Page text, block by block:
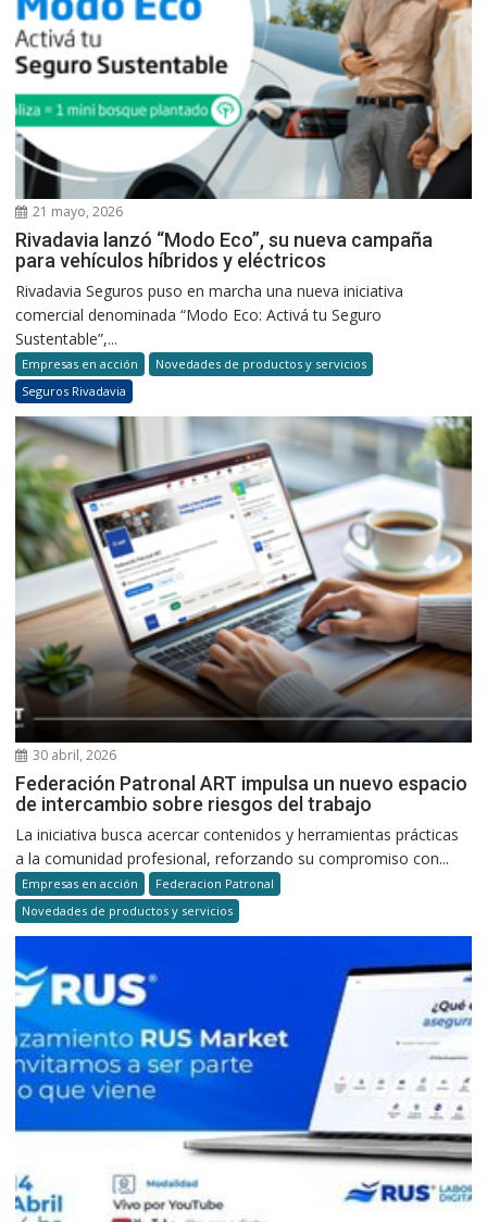
21 mayo, 2026
Rivadavia lanzó “Modo Eco”, su nueva campaña
para vehículos híbridos y eléctricos
Rivadavia Seguros puso en marcha una nueva iniciativa
comercial denominada “Modo Eco: Activá tu Seguro
Sustentable”,...
Empresas en acción
Novedades de productos y servicios
Seguros Rivadavia
30 abril, 2026
Federación Patronal ART impulsa un nuevo espacio
de intercambio sobre riesgos del trabajo
La iniciativa busca acercar contenidos y herramientas prácticas
a la comunidad profesional, reforzando su compromiso con...
Empresas en acción
Federacion Patronal
Novedades de productos y servicios